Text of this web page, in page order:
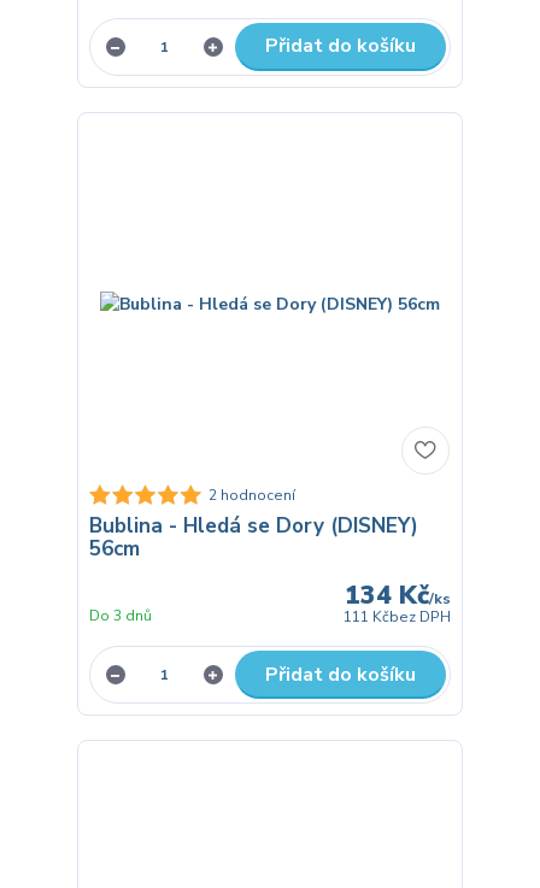
Přidat do košíku
2 hodnocení
Bublina - Hledá se Dory (DISNEY)
56cm
134 Kč/ks
111 Kčbez DPH
Do 3 dnů
Přidat do košíku